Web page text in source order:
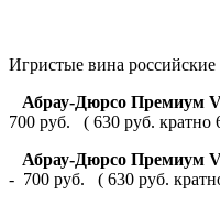
Игристые вина российские
Абрау-Дюрсо Премиум
700 руб. ( 630 руб. кратно
Абрау-Дюрсо Премиум
- 700 руб. ( 630 руб.